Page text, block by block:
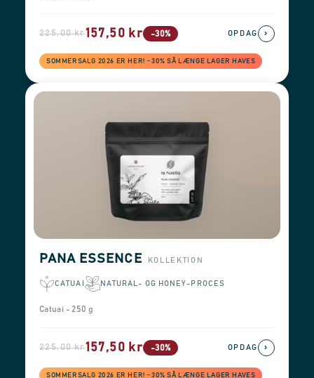
225,00 kr157,50 kr -30%
SOMMERSALG 2026 ER HER! −30% SÅ LÆNGE LAGER HAVES
OPDAG ›
PANA ESSENCE KOLLEKTION
CATUAI NATURAL- OG HONEY-PROCES
Catuai - 250 g
225,00 kr157,50 kr -30%
SOMMERSALG 2026 ER HER! −30% SÅ LÆNGE LAGER HAVES
OPDAG ›